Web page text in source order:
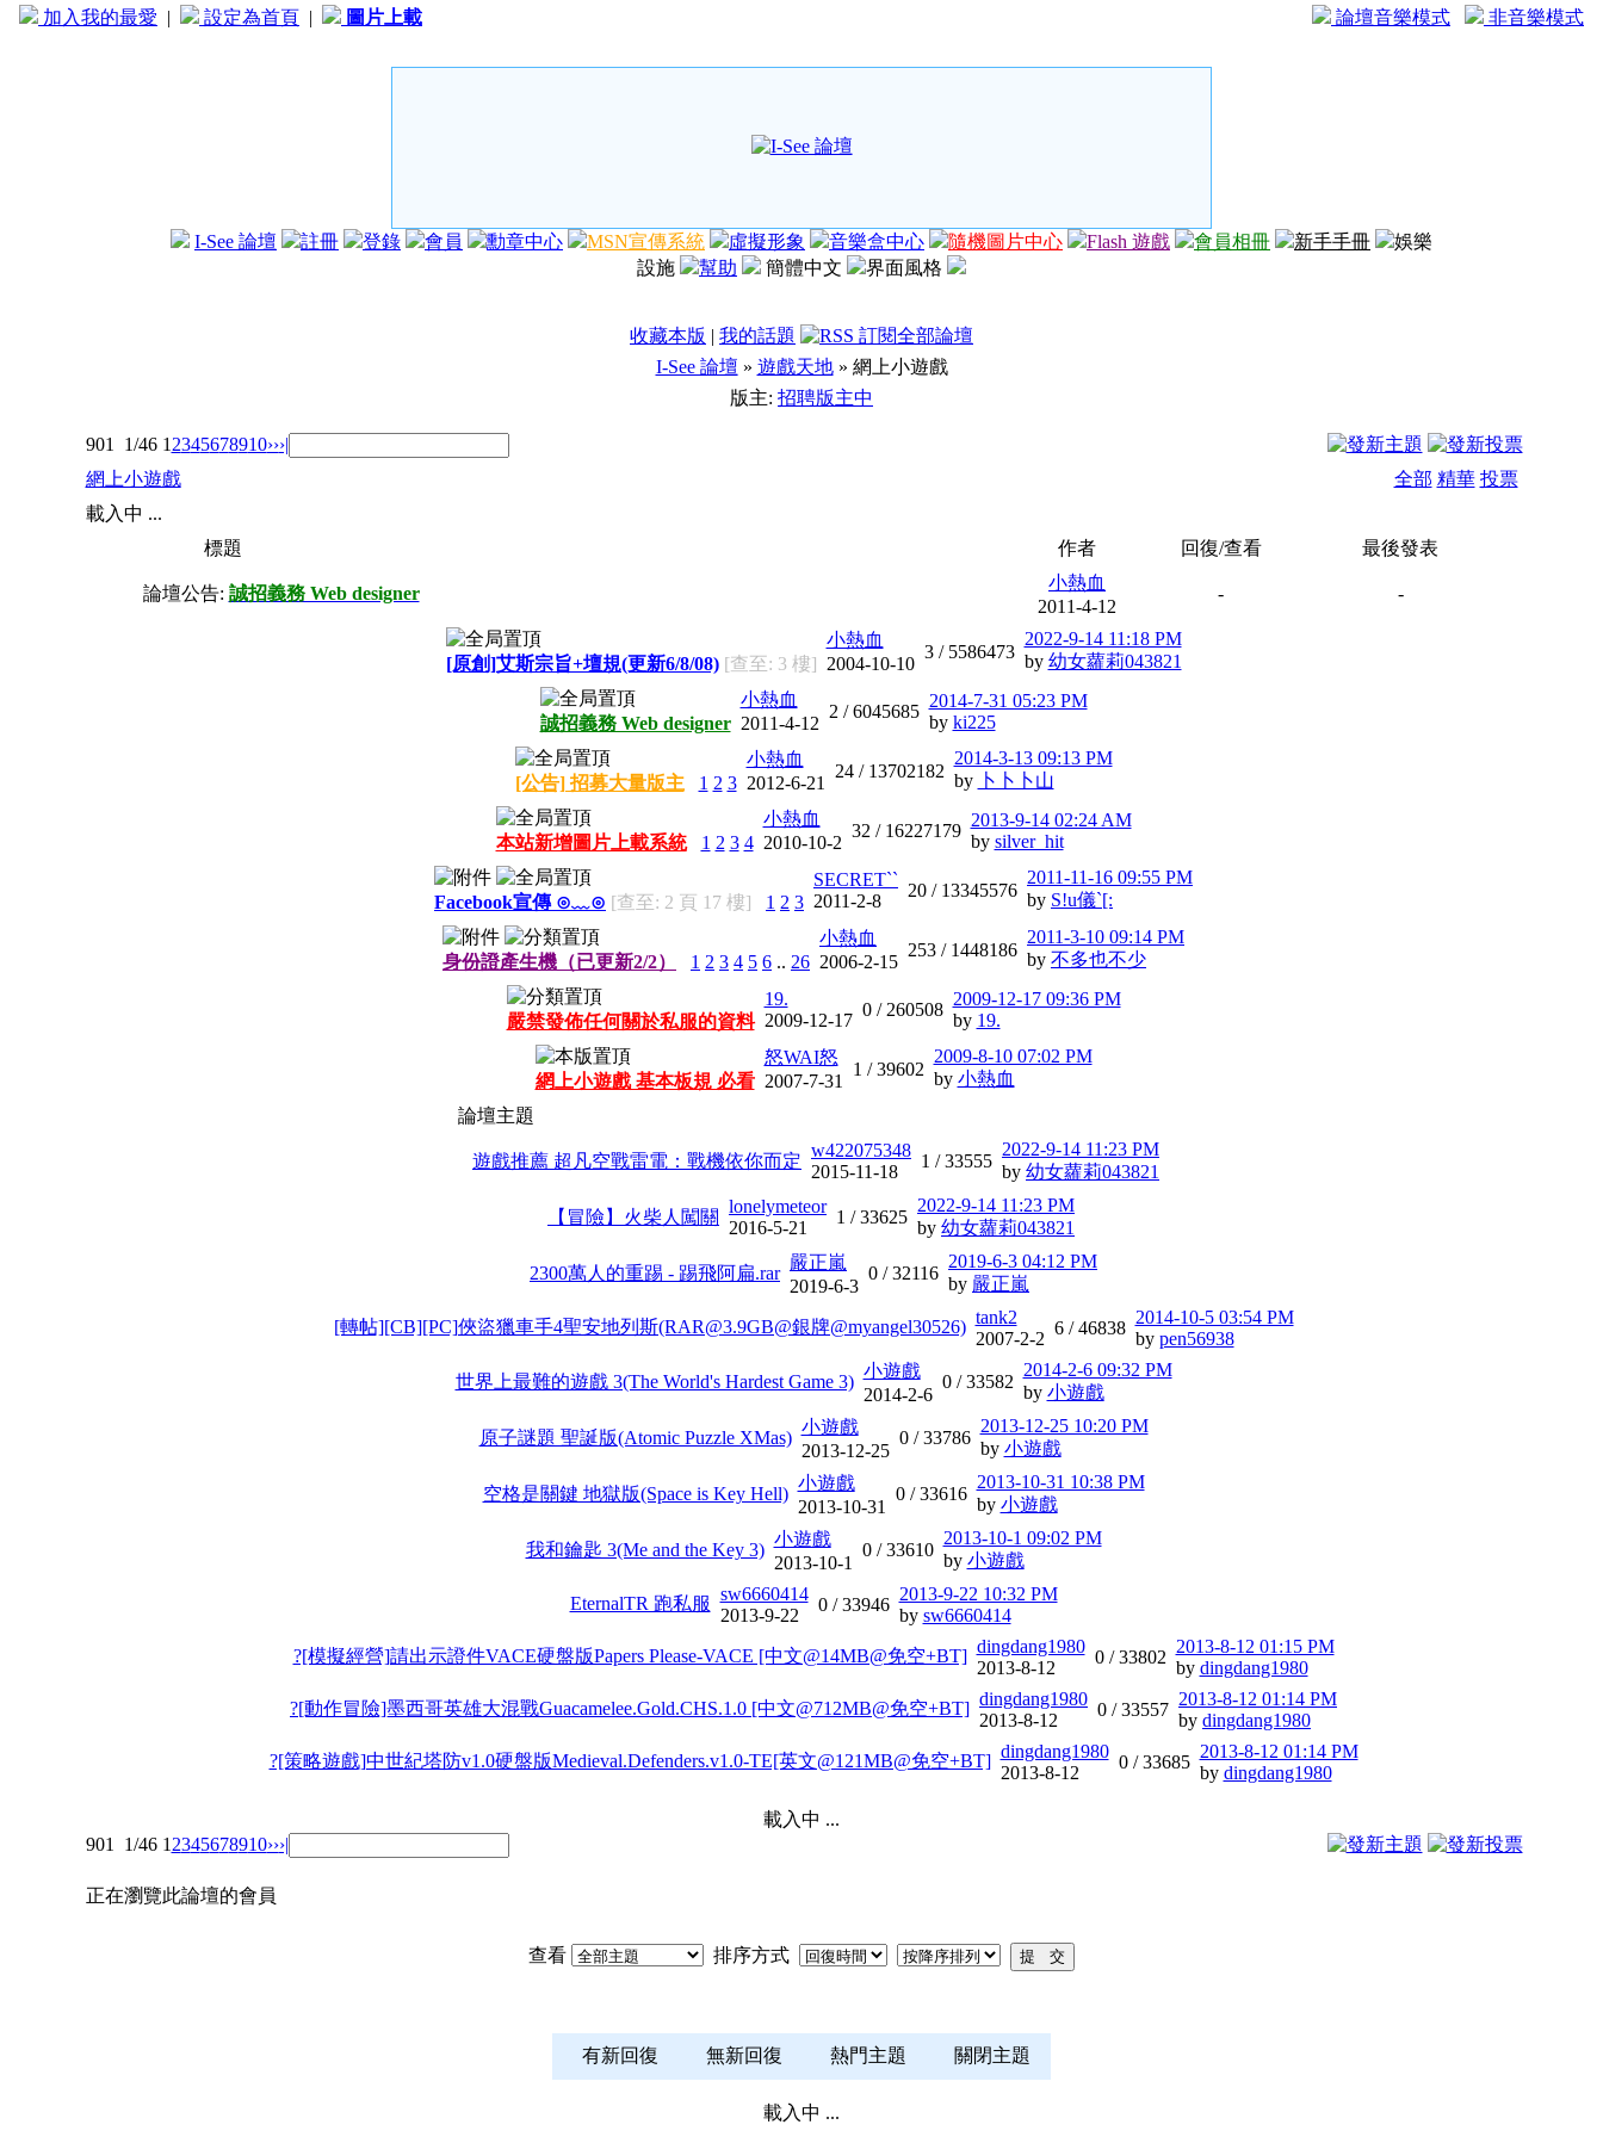
加入我的最愛 | 設定為首頁 | 圖片上載 論壇音樂模式 非音樂模式
I-See 論壇 註冊 登錄 會員 勳章中心 MSN宣傳系統 虛擬形象 音樂盒中心 隨機圖片中心 Flash 遊戲 會員相冊 新手手冊
娛樂
設施
幫助 簡體中文 界面風格
收藏本版 | 我的話題
I-See 論壇 » 遊戲天地» 網上小遊戲
版主: 招聘版主中
901 1/46 1 2345678910›››|
網上小遊戲
全部 精華 投票
載入中 ...
標題
作者 回復/查看 最後發表
論壇公告: 誠招義務 Web designer
小熱血
2011-4-12
- -
[原創]艾斯宗旨+壇規(更新6/8/08) [查至: 3 樓]
小熱血
2004-10-10
3 / 5586473
2022-9-14 11:18 PM
by 幼女蘿莉043821
誠招義務 Web designer
小熱血
2011-4-12
2 /6045685
2014-7-31 05:23 PM
by ki225
[公告] 招募大量版主 1 2 3
小熱血
2012-6-21
24 / 13702182
2014-3-13 09:13 PM
by
卜卜卜山
本站新增圖片上載系統 1 2 3 4
小熱血
2010-10-2
32 / 16227179
2013-9-14 02:24 AM
by silver_hit
Facebook宣傳 ⊙﹏⊙ [查至: 2 頁 17 樓] 1 2 3
SECRET``
2011-2-8
20 / 13345576
2011-11-16 09:55 PM
by S!u儀`[:
身份證產生機（已更新2/2） 1 2 3 4 5 6 .. 26
小熱血
2006-2-15
253 / 1448186
2011-3-10 09:14 PM
by 不多也不少
嚴禁發佈任何關於私服的資料
19.
2009-12-17
0 / 260508
2009-12-17 09:36 PM
by 19.
網上小遊戲 基本板規 必看
怒WAI怒
2007-7-31
1 /39602
2009-8-10 07:02 PM
by 小熱血
論壇主題
遊戲推薦 超凡空戰雷電：戰機依你而定
w422075348
2015-11-18
1 /33555
2022-9-14 11:23 PM
by 幼女蘿莉043821
【冒險】火柴人闖關
lonelymeteor
2016-5-21
1 /33625
2022-9-14 11:23 PM
by 幼女蘿莉043821
2300萬人的重踢 - 踢飛阿扁.rar
嚴正嵐
2019-6-3
0 /32116
2019-6-3 04:12 PM
by 嚴正嵐
[轉帖][CB][PC]俠盜獵車手4聖安地列斯(RAR@3.9GB@銀牌@myangel30526) tank2
2007-2-2
6 /46838
2014-10-5 03:54 PM
by pen56938
世界上最難的遊戲 3(The World's Hardest Game 3)
小遊戲
2014-2-6
0 /33582
2014-2-6 09:32 PM
by 小遊戲
原子謎題 聖誕版(Atomic Puzzle XMas)
小遊戲
2013-12-25
0 /33786
2013-12-25 10:20 PM
by 小遊戲
空格是關鍵 地獄版(Space is Key Hell)
小遊戲
2013-10-31
0 /33616
2013-10-31 10:38 PM
by 小遊戲
我和鑰匙 3(Me and the Key 3)
小遊戲
2013-10-1
0 /33610
2013-10-1 09:02 PM
by 小遊戲
EternalTR 跑私服 sw6660414
2013-9-22
0 /33946
2013-9-22 10:32 PM
by sw6660414
?[模擬經營]請出示證件VACE硬盤版Papers Please-VACE [中文@14MB@免空+BT] dingdang1980
2013-8-12
0 /33802
2013-8-12 01:15 PM
by dingdang1980
?[動作冒險]墨西哥英雄大混戰Guacamelee.Gold.CHS.1.0 [中文@712MB@免空+BT] dingdang1980
2013-8-12
0 /33557
2013-8-12 01:14 PM
by dingdang1980
?[策略遊戲]中世紀塔防v1.0硬盤版Medieval.Defenders.v1.0-TE[英文@121MB@免空+BT] dingdang1980
2013-8-12
0 /33685
2013-8-12 01:14 PM
by dingdang1980
載入中 ...
901
1/46 1 2345678910›››|
正在瀏覽此論壇的會員
查看 排序方式
有新回復 無新回復 熱門主題 關閉主題
載入中 ...